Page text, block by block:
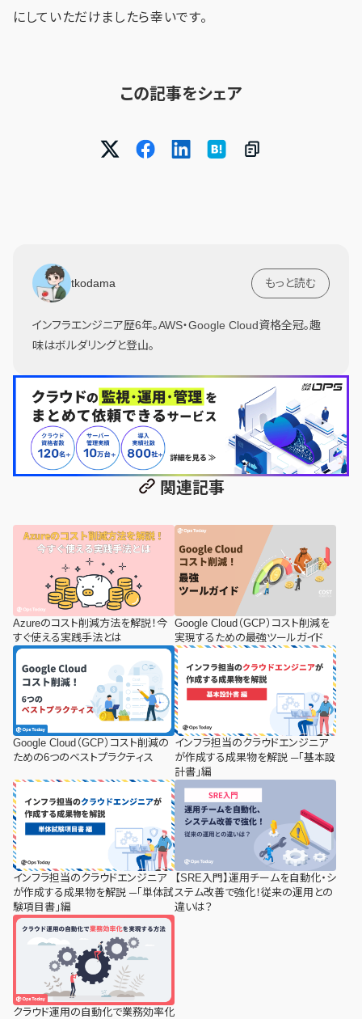
にしていただけましたら幸いです。
この記事をシェア
tkodama もっと読む
インフラエンジニア歴6年。AWS・Google Cloud資格全冠。趣
味はボルダリングと登山。
関連記事
Azureのコスト削減方法を解説！今
すぐ使える実践手法とは
Google Cloud（GCP）コスト削減を
実現するための最強ツールガイド
Google Cloud（GCP）コスト削減の
ための6つのベストプラクティス
インフラ担当のクラウドエンジニア
が作成する成果物を解説 ─「基本設
計書」編
インフラ担当のクラウドエンジニア
が作成する成果物を解説 ─「単体試
験項目書」編
【SRE入門】運用チームを自動化・シ
ステム改善で強化！従来の運用との
違いは？
クラウド運用の自動化で業務効率化